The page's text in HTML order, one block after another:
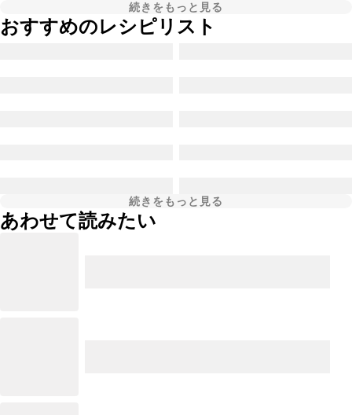
続きをもっと見る
おすすめのレシピリスト
続きをもっと見る
あわせて読みたい